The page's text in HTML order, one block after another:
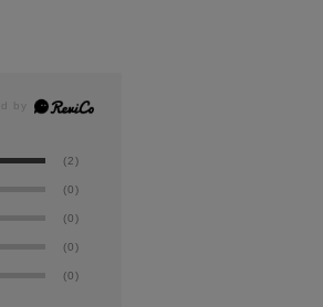
(2)
(0)
(0)
(0)
(0)